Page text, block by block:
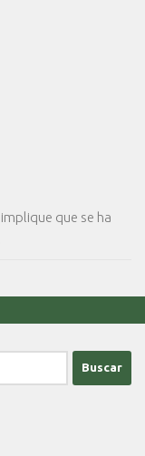
que se ha